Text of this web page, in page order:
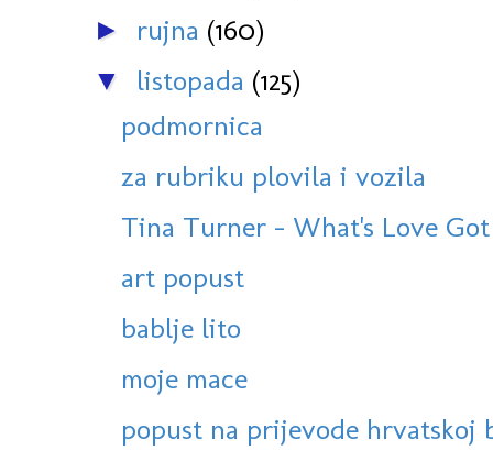
► rujna (160)
▼ listopada (125)
podmornica
za rubriku plovila i vozila
Tina Turner - What's Love
art popust
bablje lito
moje mace
popust na prijevode hrvatskoj